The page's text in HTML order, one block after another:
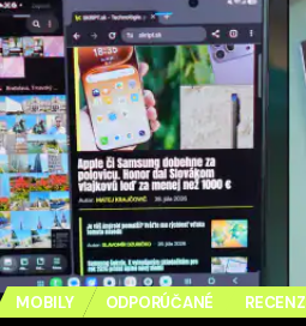
MOBILY ODPORÚČANÉ